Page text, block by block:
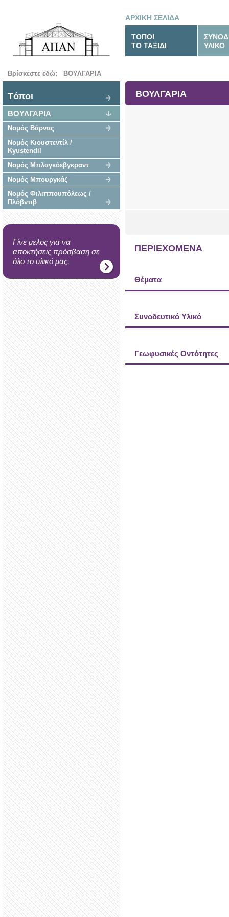
ΑΡΧΙΚΗ ΣΕΛΙΔΑ
ΤΟΠΟΙ
ΤΟ ΤΑΞΙΔΙ
ΥΛΙΚΟ
Βρίσκεστε εδώ: ΒΟΥΛΓΑΡΙΑ
Tόποι
ΒΟΥΛΓΑΡΙΑ
Νομός Βάρνας
Νομός Κιουστεντίλ /
Kyustendil
Νομός Μπλαγκόεβγκραντ
Νομός Μπουργκάζ
Νομός Φιλιππουπόλεως /
Πλόβντιβ
Γίνε μέλος για να
αποκτήσεις πρόσβαση σε
όλο το υλικό μας.
ΒΟΥΛΓΑΡΙΑ
ΠΕΡΙΕΧΟΜΕΝΑ
Θέματα
Συνοδευτικό Υλικό
Γεωφυσικές Οντότητες